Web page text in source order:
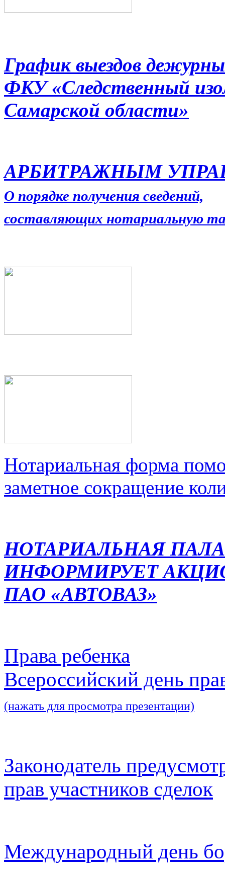
График выездов
ФКУ «Следственный
Самарской области»
АРБИТРАЖНЫМ
О порядке получения сведений,
составляющих нотариальную
Нотариальная форма
заметное сокращение
НОТАРИАЛЬНАЯ
ИНФОРМИРУЕТ
ПАО «АВТОВАЗ»
Права ребенка
Всероссийский день
(нажать для просмотра презентации)
Законодатель
прав участников сделок
Международный день